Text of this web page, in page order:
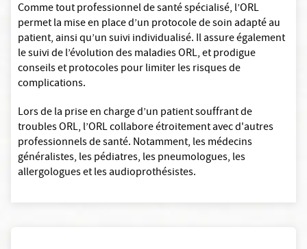
Comme tout professionnel de santé spécialisé, l’ORL
permet la mise en place d’un protocole de soin adapté au
patient, ainsi qu’un suivi individualisé. Il assure également
le suivi de l’évolution des maladies ORL, et prodigue
conseils et protocoles pour limiter les risques de
complications.
Lors de la prise en charge d’un patient souffrant de
troubles ORL, l’ORL collabore étroitement avec d'autres
professionnels de santé. Notamment, les médecins
généralistes, les pédiatres, les pneumologues, les
allergologues et les audioprothésistes.